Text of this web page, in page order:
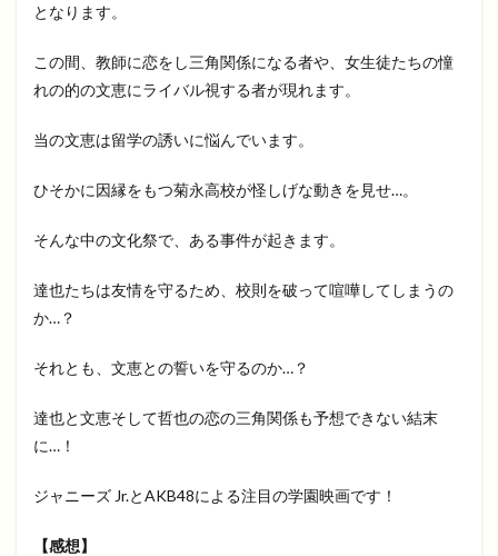
となります。
この間、教師に恋をし三角関係になる者や、女生徒たちの憧
れの的の文恵にライバル視する者が現れます。
当の文恵は留学の誘いに悩んでいます。
ひそかに因縁をもつ菊永高校が怪しげな動きを見せ…。
そんな中の文化祭で、ある事件が起きます。
達也たちは友情を守るため、校則を破って喧嘩してしまうの
か…？
それとも、文恵との誓いを守るのか…？
達也と文恵そして哲也の恋の三角関係も予想できない結末
に…！
ジャニーズ Jr.とAKB48による注目の学園映画です！
【感想】